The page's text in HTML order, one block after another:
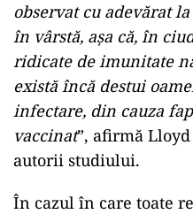
observat cu adevărat
în vârstă, așa că, în
ridicate de imunitate
există încă destui
infectare, din cauza
vaccinat”, afirmă
autorii studiului.
În cazul în care toate